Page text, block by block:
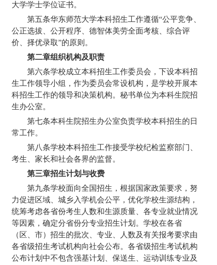
大学学士学位证书。
第五条华东师范大学本科招生工作遵循“公平竞争、
公正选拔、公开程序、德智体美劳全面考核、综合评
价、择优录取”的原则。
第二章组织机构及职责
第六条学校成立本科招生工作委员会，下设本科招
生工作领导小组，作为委员会常设机构，是学校开展本
科招生工作的领导和决策机构。秘书单位为本科生院招
生办公室。
第七条本科生院招生办公室负责学校本科招生的日
常工作。
第八条学校本科招生工作接受学校纪检监察部门、
考生、家长和社会各界的监督。
第三章招生计划与收费
第九条学校面向全国招生，根据国家政策要求，努
力促进区域、城乡入学机会公平，优化学校生源结构，
统筹考虑各省份考生人数和生源质量、各专业就业情况
等因素，确定分省份分专业招生计划。学校在各省
（区、市）招生的批次、专业、人数及有关报考要求由
各省级招生考试机构向社会公布。各省级招生考试机构
公布计划中不包含强基计划、保送生、运动训练专业及